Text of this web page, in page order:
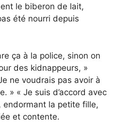
le biberon de lait,
été nourri depuis
ça à la police, sinon on
des kidnappeurs, »
ne voudrais pas avoir à
» « Je suis d’accord avec
endormant la petite fille,
et contente.